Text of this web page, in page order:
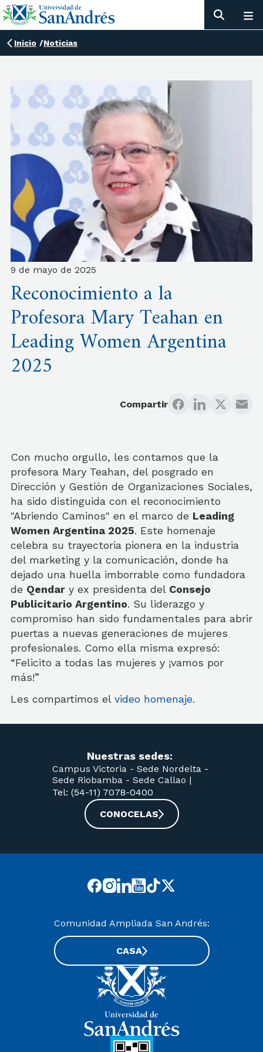
Inicio /Noticias
9 de mayo de 2025
Reconocimiento a la
Profesora Mary Teahan en
Leading Women Argentina
2025
Compartir
Con mucho orgullo, les contamos que la
profesora Mary Teahan, del posgrado en
Dirección y Gestión de Organizaciones Sociales,
ha sido distinguida con el reconocimiento
"Abriendo Caminos" en el marco de Leading
Women Argentina 2025. Este homenaje
celebra su trayectoria pionera en la industria
del marketing y la comunicación, donde ha
dejado una huella imborrable como fundadora
de Qendar y ex presidenta del Consejo
Publicitario Argentino. Su liderazgo y
compromiso han sido fundamentales para abrir
puertas a nuevas generaciones de mujeres
profesionales. Como ella misma expresó:
“Felicito a todas las mujeres y ¡vamos por
más!”
Les compartimos el video homenaje.
Nuestras sedes:
Campus Victoria - Sede Nordelta -
Sede Riobamba - Sede Callao |
Tel: (54-11) 7078-0400
CONOCELAS
Comunidad Ampliada San Andrés:
CASA